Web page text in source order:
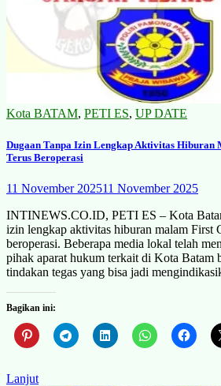
Kota BATAM, PETI ES, UP DATE
Dugaan Tanpa Izin Lengkap Aktivitas Hiburan
Terus Beroperasi
11 November 202511 November 2025
INTINEWS.CO.ID, PETI ES – Kota
izin lengkap aktivitas hiburan malam First
beroperasi. Beberapa media lokal telah
pihak aparat hukum terkait di Kota Batam
tindakan tegas yang bisa jadi
Bagikan ini:
Lanjut